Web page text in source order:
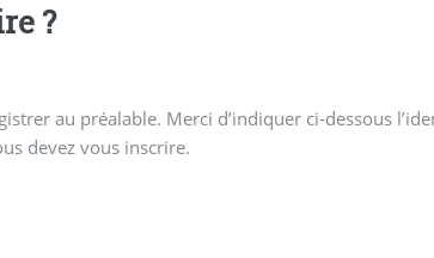
?
au préalable. Merci d’indiquer ci-dessous
devez vous inscrire.